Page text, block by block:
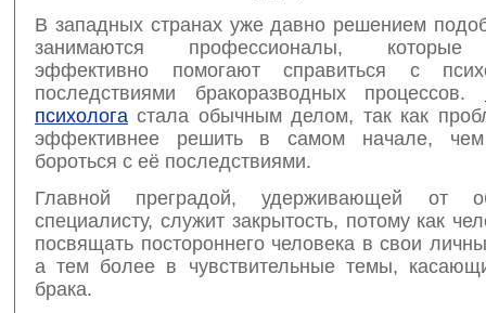
В западных странах уже давно решением
занимаются профессионалы, которые
эффективно помогают справиться с
последствиями бракоразводных процессов.
психолога стала обычным делом, так как
эффективнее решить в самом начале,
бороться с её последствиями.
Главной преградой, удерживающей от
специалисту, служит закрытость, потому как
посвящать постороннего человека в свои
а тем более в чувствительные темы,
брака.